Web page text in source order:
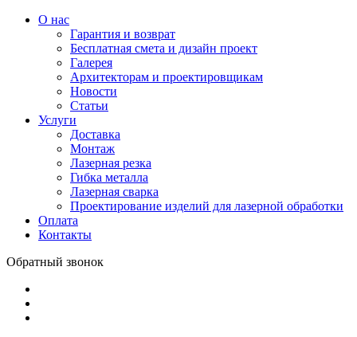
О нас
Гарантия и возврат
Бесплатная смета и дизайн проект
Галерея
Архитекторам и проектировщикам
Новости
Статьи
Услуги
Доставка
Монтаж
Лазерная резка
Гибка металла
Лазерная сварка
Проектирование изделий для лазерной обработки
Оплата
Контакты
Обратный звонок